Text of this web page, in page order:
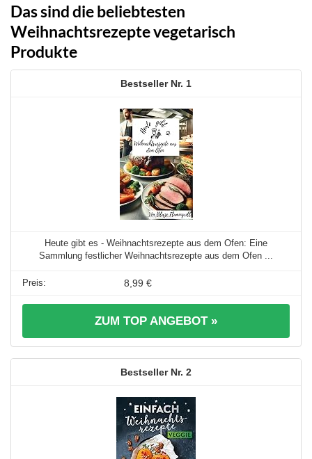
Das sind die beliebtesten
Weihnachtsrezepte vegetarisch
Produkte
1
Heute gibt es - Weihnachtsrezepte aus dem Ofen: Eine
Sammlung festlicher Weihnachtsrezepte aus dem Ofen ...
8,99 €
ZUM TOP ANGEBOT »
2